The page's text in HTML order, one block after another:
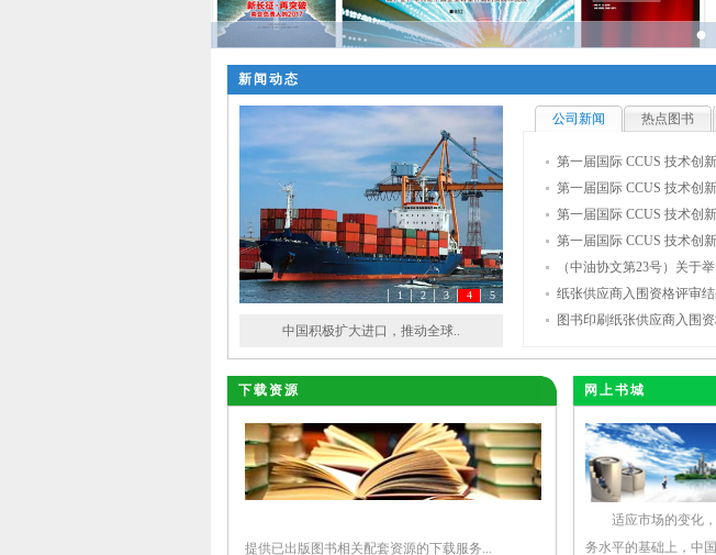
新闻动态
1 2 3 4 5
中国积极扩大进口，推动全球..
公司新闻 热点图书
第一届国际 CCUS 技术创
第一届国际 CCUS 技术创
第一届国际 CCUS 技术创
第一届国际 CCUS 技术创
（中油协文第23号）关于
纸张供应商入围资格评审
图书印刷纸张供应商入围
下载资源
提供已出版图书相关配套资源的下载服务...
网上书城
适应市场的变化
务水平的基础上，中